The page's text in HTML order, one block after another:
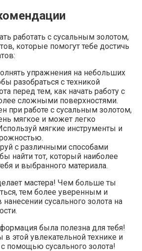
работать с сусальным золотом,
которые помогут тебе достичь
упражнения на небольших
разобраться с техникой
перед тем, как начать работу с
сложными поверхностями.
при работе с сусальным золотом,
мягкое и может легко
мягкие инструменты и
с различными способами
найти тот, который наиболее
и выбранного материала.
мастера! Чем больше ты
тем более уверенным и
сусального золота на
была полезна для тебя!
этой увлекательной технике и
помощью сусального золота!